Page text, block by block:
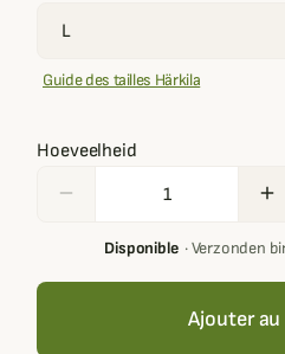
Guide des tailles Härkila
Hoeveelheid
remove add
Disponible·Verzonden
Ajouter